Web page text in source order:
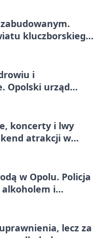
kluczborskiego
i
Opolski urząd
koncerty i lwy
atrakcji w
w Opolu. Policja
i
lecz za